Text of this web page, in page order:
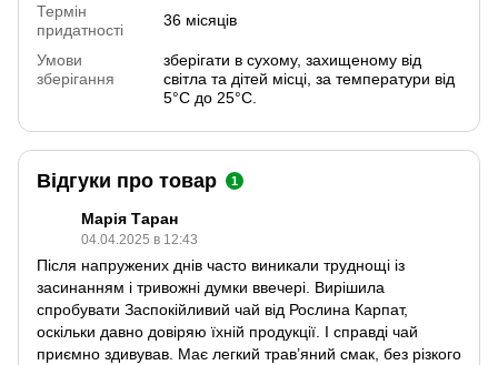
Термін
придатності
36 місяців
Умови
зберігання
зберігати в сухому, захищеному від
світла та дітей місці, за температури від
5°С до 25°С.
Відгуки про товар 1
Марія Таран
04.04.2025 в 12:43
Після напружених днів часто виникали труднощі із
засинанням і тривожні думки ввечері. Вирішила
спробувати Заспокійливий чай від Рослина Карпат,
оскільки давно довіряю їхній продукції. І справді чай
приємно здивував. Має легкий трав’яний смак, без різкого